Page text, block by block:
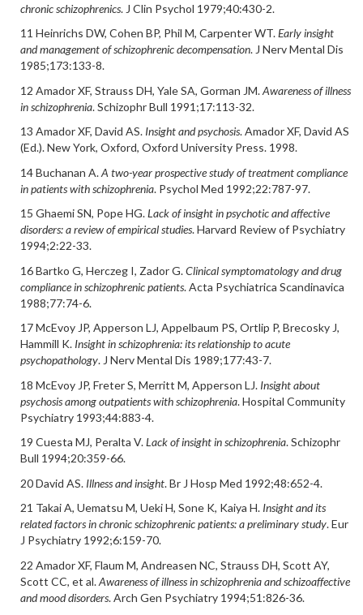
chronic schizophrenics. J Clin Psychol 1979;40:430-2.
11 Heinrichs DW, Cohen BP, Phil M, Carpenter WT.Early insight
and management of schizophrenic decompensation. J Nerv Mental Dis
1985;173:133-8.
12 Amador XF, Strauss DH, Yale SA, Gorman JM.Awareness of illness
in schizophrenia. Schizophr Bull 1991;17:113-32.
13 Amador XF, David AS. Insight and psychosis. Amador XF, David AS
(Ed.). New York, Oxford, Oxford University Press. 1998.
14 Buchanan A.A two-year prospective study of treatment compliance
in patients with schizophrenia. Psychol Med 1992;22:787-97.
15 Ghaemi SN, Pope HG.Lack of insight in psychotic and affective
disorders: a review of empirical studies. Harvard Review of Psychiatry
1994;2:22-33.
16 Bartko G, Herczeg I, Zador G.Clinical symptomatology and drug
compliance in schizophrenic patients. Acta Psychiatrica Scandinavica
1988;77:74-6.
17 McEvoy JP, Apperson LJ, Appelbaum PS, Ortlip P, Brecosky J,
Hammill K. Insight in schizophrenia: its relationship to acute
psychopathology. J Nerv Mental Dis 1989;177:43-7.
18 McEvoy JP, Freter S, Merritt M, Apperson LJ. Insight about
psychosis among outpatients with schizophrenia. Hospital Community
Psychiatry 1993;44:883-4.
19 Cuesta MJ, Peralta V.Lack of insight in schizophrenia. Schizophr
Bull 1994;20:359-66.
20 David AS. Illness and insight. Br J Hosp Med 1992;48:652-4.
21 Takai A, Uematsu M, Ueki H, Sone K, Kaiya H. Insight and its
related factors in chronic schizophrenic patients: a preliminary study. Eur
J Psychiatry 1992;6:159-70.
22 Amador XF, Flaum M, Andreasen NC, Strauss DH, Scott AY,
Scott CC, et al.Awareness of illness in schizophrenia and schizoaffective
and mood disorders. Arch Gen Psychiatry 1994;51:826-36.